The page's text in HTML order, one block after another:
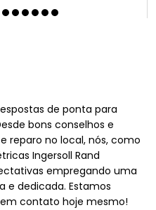
de ponta para
bons conselhos e
reparo no local, nós, como
Ingersoll Rand
empregando uma
e dedicada. Estamos
contato hoje mesmo!